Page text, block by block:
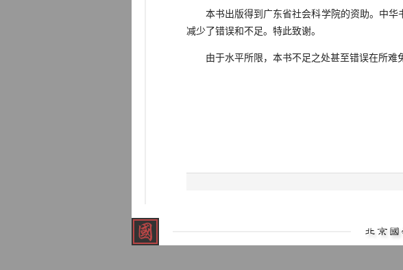
本书出版得到广东省社会科学院的资助。中华
减少了错误和不足。特此致谢。
由于水平所限，本书不足之处甚至错误在所难免